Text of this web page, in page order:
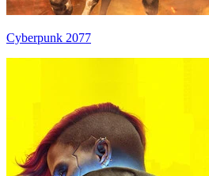
Cyberpunk 2077